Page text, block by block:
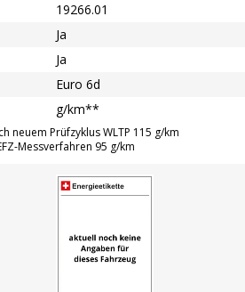
19266.01
Ja
Ja
Euro 6d
g/km**
neuem Prüfzyklus WLTP 115 g/km
Messverfahren 95 g/km